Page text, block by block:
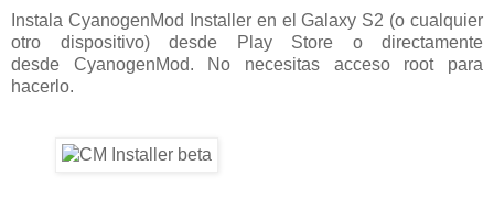
Instala CyanogenMod Installer en el Galaxy S2 (o cualquier
otro dispositivo) desde Play Store o directamente
desde CyanogenMod. No necesitas acceso root para
hacerlo.